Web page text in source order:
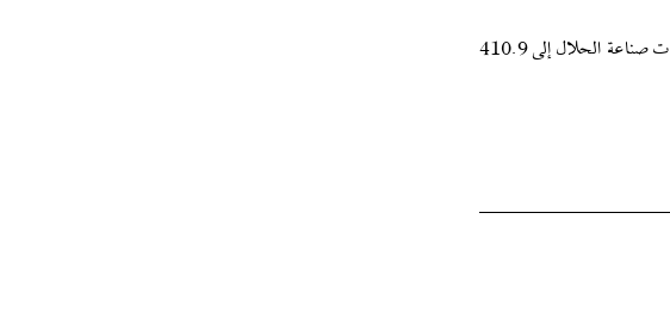
هذا ويذكر أن السياحة الإسلامية، التي تلبي احتياجات المسلمين، تشهد ازدهارًا، ووفقًا للتوقعات، من المتوقع أن تزداد إيرادات صناعة الحلال إلى 410.9